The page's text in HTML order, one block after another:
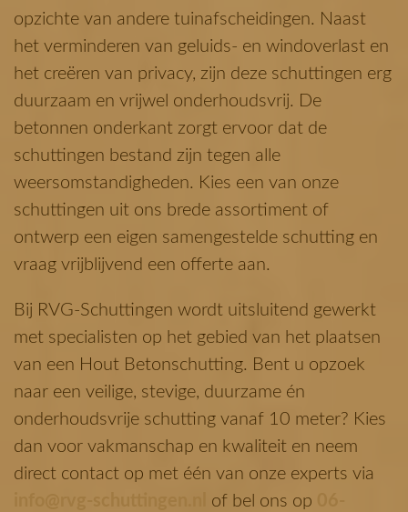
opzichte van andere tuinafscheidingen. Naast
het verminderen van geluids- en windoverlast en
het creëren van privacy, zijn deze schuttingen erg
duurzaam en vrijwel onderhoudsvrij. De
betonnen onderkant zorgt ervoor dat de
schuttingen bestand zijn tegen alle
weersomstandigheden. Kies een van onze
schuttingen uit ons brede assortiment of
ontwerp een eigen samengestelde schutting en
vraag vrijblijvend een offerte aan.
Bij RVG-Schuttingen wordt uitsluitend gewerkt
met specialisten op het gebied van het plaatsen
van een Hout Betonschutting. Bent u opzoek
naar een veilige, stevige, duurzame én
onderhoudsvrije schutting vanaf 10 meter? Kies
dan voor vakmanschap en kwaliteit en neem
direct contact op met één van onze experts via
of bel ons op